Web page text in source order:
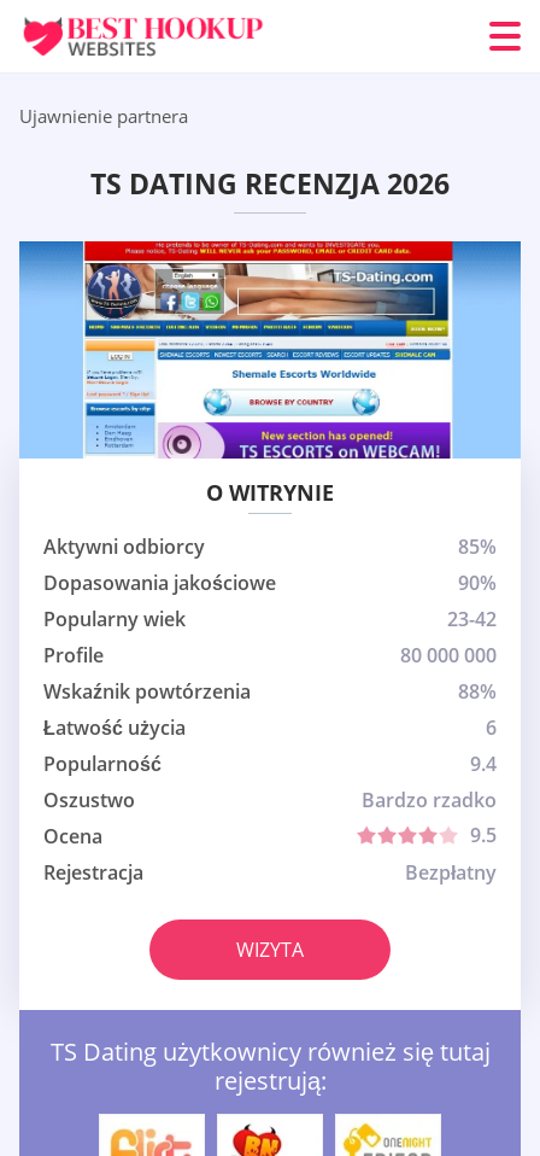
Ujawnienie partnera
TS DATING RECENZJA 2026
O WITRYNIE
Aktywni odbiorcy
85%
Dopasowania jakościowe
90%
Popularny wiek
23-42
Profile
80 000 000
Wskaźnik powtórzenia
88%
Łatwość użycia
6
Popularność
9.4
Oszustwo
Bardzo rzadko
Ocena
9.5
Rejestracja
Bezpłatny
WIZYTA
TS Dating użytkownicy również się tutaj
rejestrują: